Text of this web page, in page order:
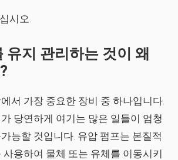
시오.
유지 관리하는 것이 왜
서 가장 중요한 장비 중 하나입니다.
당연하게 여기는 많은 일들이 엄청
능할 것입니다. 유압 펌프는 본질적
용하여 물체 또는 유체를 이동시키